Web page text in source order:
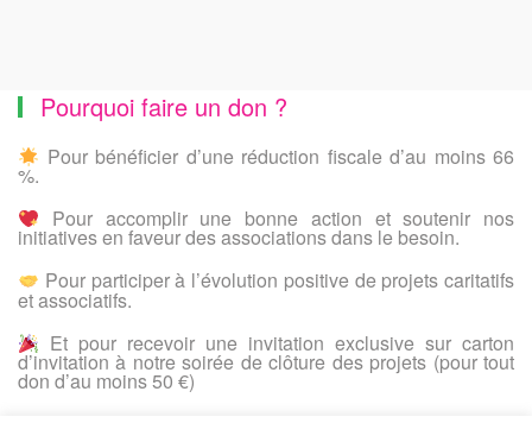
Pourquoi faire un don ?
Pour bénéficier d’une réduction fiscale d’au moins 66
%.
Pour accomplir une bonne action et soutenir nos
initiatives en faveur des associations dans le besoin.
Pour participer à l’évolution positive de projets caritatifs
et associatifs.
Et pour recevoir une invitation exclusive sur carton
d’invitation à notre soirée de clôture des projets (pour tout
don d’au moins 50 €)